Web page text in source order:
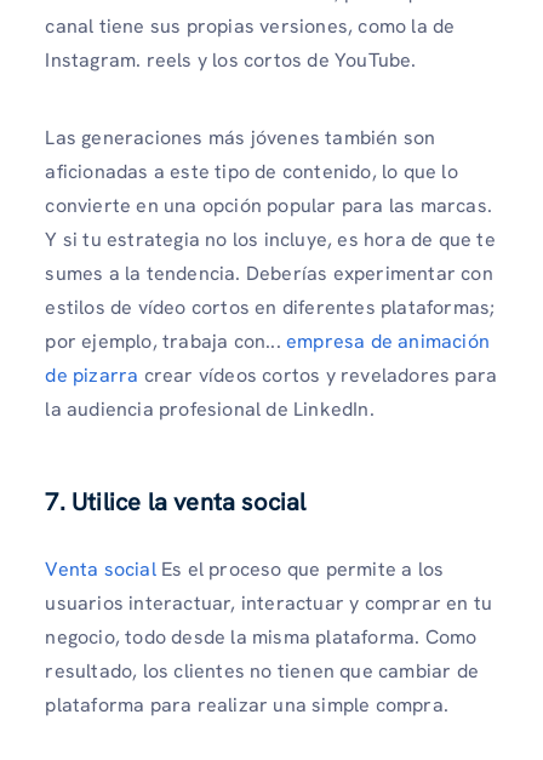
canal tiene sus propias versiones, como la de
Instagram. reels y los cortos de YouTube.
Las generaciones más jóvenes también son
aficionadas a este tipo de contenido, lo que lo
convierte en una opción popular para las marcas.
Y si tu estrategia no los incluye, es hora de que te
sumes a la tendencia. Deberías experimentar con
estilos de vídeo cortos en diferentes plataformas;
por ejemplo, trabaja con... empresa de animación
de pizarra crear vídeos cortos y reveladores para
la audiencia profesional de LinkedIn.
7. Utilice la venta social
Venta socialEs el proceso que permite a los
usuarios interactuar, interactuar y comprar en tu
negocio, todo desde la misma plataforma. Como
resultado, los clientes no tienen que cambiar de
plataforma para realizar una simple compra.